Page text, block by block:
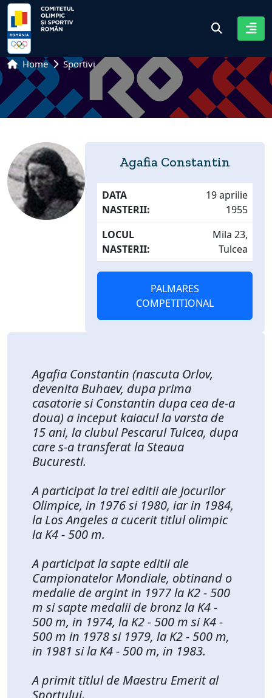
Home Sportivi
Agafia Constantin
DATA
NASTERII:
19 aprilie
1955
LOCUL
NASTERII:
Mila 23,
Tulcea
PALMARES
COMPETITIONAL
Agafia Constantin (nascuta Orlov,
devenita Buhaev, dupa prima
casatorie si Constantin dupa cea de-a
doua) a inceput kaiacul la varsta de
15 ani, la clubul Pescarul Tulcea, dupa
care s-a transferat la Steaua
Bucuresti.
A participat la trei editii ale Jocurilor
Olimpice, in 1976 si 1980, iar in 1984,
la Los Angeles a cucerit titlul olimpic
la K4 - 500 m.
A participat la sapte editii ale
Campionatelor Mondiale, obtinand o
medalie de argint in 1977 la K2 - 500
m si sapte medalii de bronz la K4 -
500 m, in 1974, la K2 - 500 m si K4 -
500 m in 1978 si 1979, la K2 - 500 m,
in 1981 si la K4 - 500 m, in 1983.
A primit titlul de Maestru Emerit al
Sportului.